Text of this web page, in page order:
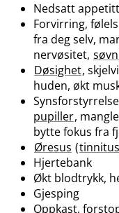
Nedsatt appetitt
Forvirring,
fra deg selv,
nervøsitet,
Døsighet,
huden, økt
pupiller,
bytte fokus fra
Øresus (tinnitus
Hjertebank
Økt blodtrykk,
Gjesping
Oppkast,